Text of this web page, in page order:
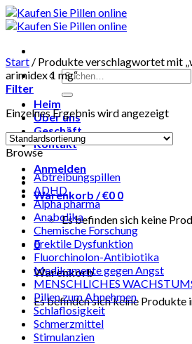
Skip
to
Suchen
nach:
Heim
Über uns
Geschäft
Kontakt
Anmelden
Warenkorb /€0 0
Es befinden sich keine
0
Warenkorb
Es befinden sich keine Produkte
Start / Produkte verschlagwortet mit
arimidex 1 mg“
Filter
Einzelnes Ergebnis wird angezeigt
Browse
Abtreibungspillen
ADHD
Alpha pharma
Anabolika
Chemische Forschung
Erektile Dysfunktion
Fluorchinolon-Antibiotika
Medikamente gegen Angst
MENSCHLICHES
Pillen zum Abnehmen
Schlaflosigkeit
Schmerzmittel
Stimulanzien